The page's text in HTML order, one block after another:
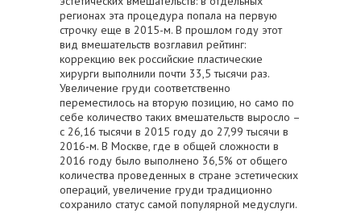
регионах эта процедура попала на первую
строчку еще в 2015-м. В прошлом году этот
вид вмешательств возглавил рейтинг:
коррекцию век российские пластические
хирурги выполнили почти 33,5 тысячи раз.
Увеличение груди соответственно
переместилось на вторую позицию, но само по
себе количество таких вмешательств выросло –
с 26,16 тысячи в 2015 году до 27,99 тысячи в
2016-м. В Москве, где в общей сложности в
2016 году было выполнено 36,5% от общего
количества проведенных в стране эстетических
операций, увеличение груди традиционно
сохранило статус самой популярной медуслуги.